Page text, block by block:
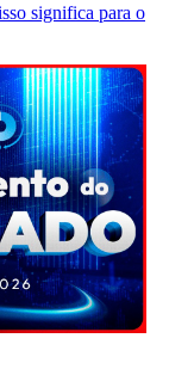
significa para o